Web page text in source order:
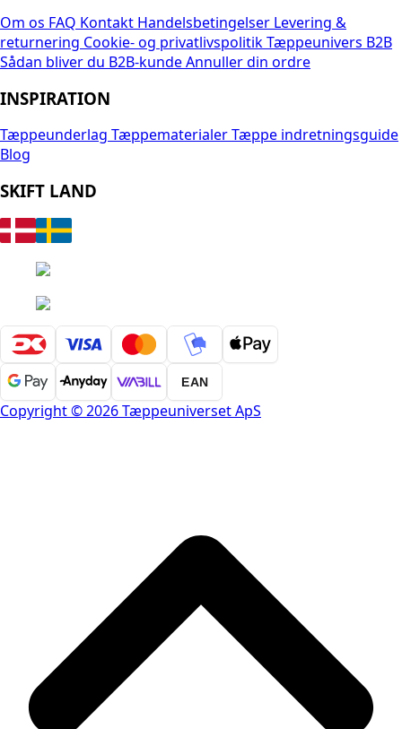
Om os FAQ Kontakt Handelsbetingelser Levering &
returnering Cookie- og privatlivspolitikTæppeunivers B2B
Sådan bliver du B2B-kundeAnnuller din ordre
INSPIRATION
Tæppeunderlag TæppematerialerTæppe indretningsguide
Blog
SKIFT LAND
EAN
Copyright © 2026 Tæppeuniverset ApS